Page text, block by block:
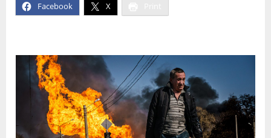
Facebook X